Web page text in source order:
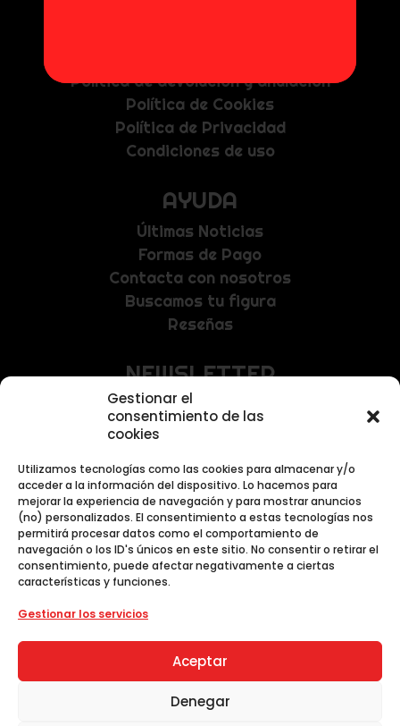
Gestionar el
consentimiento de las
cookies
Utilizamos tecnologías como las cookies para almacenar y/o
acceder a la información del dispositivo. Lo hacemos para
mejorar la experiencia de navegación y para mostrar anuncios
(no) personalizados. El consentimiento a estas tecnologías nos
permitirá procesar datos como el comportamiento de
navegación o los ID's únicos en este sitio. No consentir o retirar el
consentimiento, puede afectar negativamente a ciertas
características y funciones.
Gestionar los servicios
Aceptar
Denegar
Política de devolución y anulación
Política de Cookies
Política de Privacidad
Condiciones de uso
AYUDA
Últimas Noticias
Formas de Pago
Contacta con nosotros
Buscamos tu figura
Reseñas
NEWSLETTER
Recibe las últimas noticias y promociones
Al unirte aceptas nuestra
ToyDoki 2026© - Todos los derechos